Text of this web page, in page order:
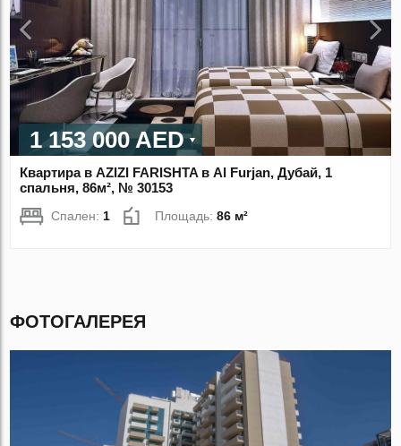
1 153 000 AED
Квартира в AZIZI FARISHTA в Al Furjan, Дубай, 1
спальня, 86м², № 30153
Спален: 1 Площадь:86 м²
ФОТОГАЛЕРЕЯ